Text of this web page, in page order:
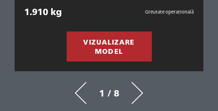
1.910 kg Greutate operațională
VIZUALIZARE
MODEL
1 / 8